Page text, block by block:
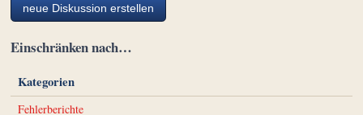
neue Diskussion erstellen
Einschränken nach…
Kategorien
Fehlerberichte